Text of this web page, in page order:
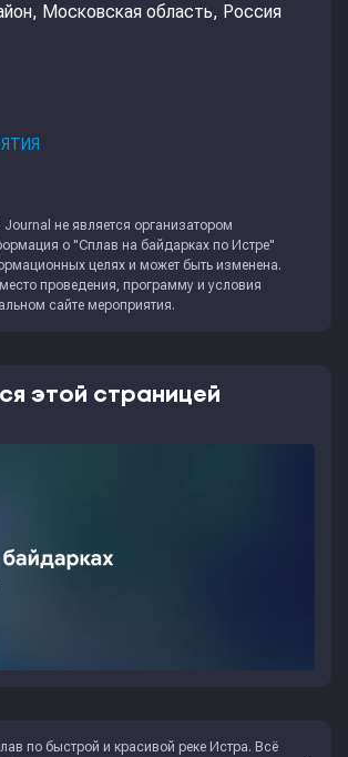
Московская область, Россия
Journal не является организатором
о "Сплав на байдарках по Истре"
целях и может быть изменена.
проведения, программу и условия
сайте мероприятия.
этой страницей
по быстрой и красивой реке Истра. Всё